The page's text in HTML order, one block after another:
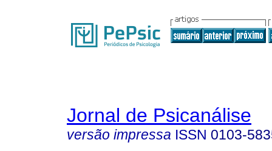
Jornal de Psicanálise
versão impressa ISSN 0103-